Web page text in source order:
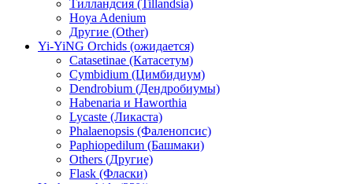
Тилландсия (Tillandsia)
Hoya Adenium
Другие (Other)
Yi-YiNG Orchids (ожидается)
Catasetinae (Катасетум)
Cymbidium (Цимбидиум)
Dendrobium (Дендробиумы)
Habenaria и Haworthia
Lycaste (Ликаста)
Phalaenopsis (Фаленопсис)
Paphiopedilum (Башмаки)
Others (Другие)
Flask (Фласки)